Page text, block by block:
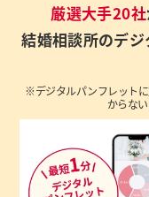
厳選大手20社
結婚相談所のデ
※デジタルパンフレット
からな